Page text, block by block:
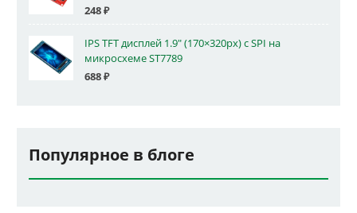
248₽
IPS TFT дисплей 1.9" (170×320px) с SPI на
микросхеме ST7789
688₽
Популярное в блоге